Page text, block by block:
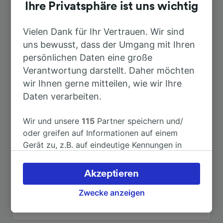
Dauer
Nach Dresden Hbf 53min
Nach Dresden
Nach Berlin Hbf 2h 51min
Nach Dresden Flughafen 1h 25min
Nach Freital-Deuben 46min
Ihre Privatsphäre ist uns wichtig
Vielen Dank für Ihr Vertrauen. Wir sind
uns bewusst, dass der Umgang mit Ihren
persönlichen Daten eine große
Verantwortung darstellt. Daher möchten
wir Ihnen gerne mitteilen, wie wir Ihre
Daten verarbeiten.
Wir und unsere115 Partner speichern und/
oder greifen auf Informationen auf einem
Gerät zu, z.B. auf eindeutige Kennungen in
verarbeiten. Sie können Ihre Präferenzen
akzeptieren oder verwalten, einschließlich
Ihres Widerspruchsrechts bei berechtigtem
Zwecke anzeigen
Akzeptieren